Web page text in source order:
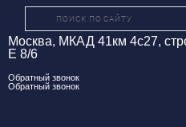
Москва, МКАД 41км 4с27,
Е 8/6
Обратный звонок
Обратный звонок